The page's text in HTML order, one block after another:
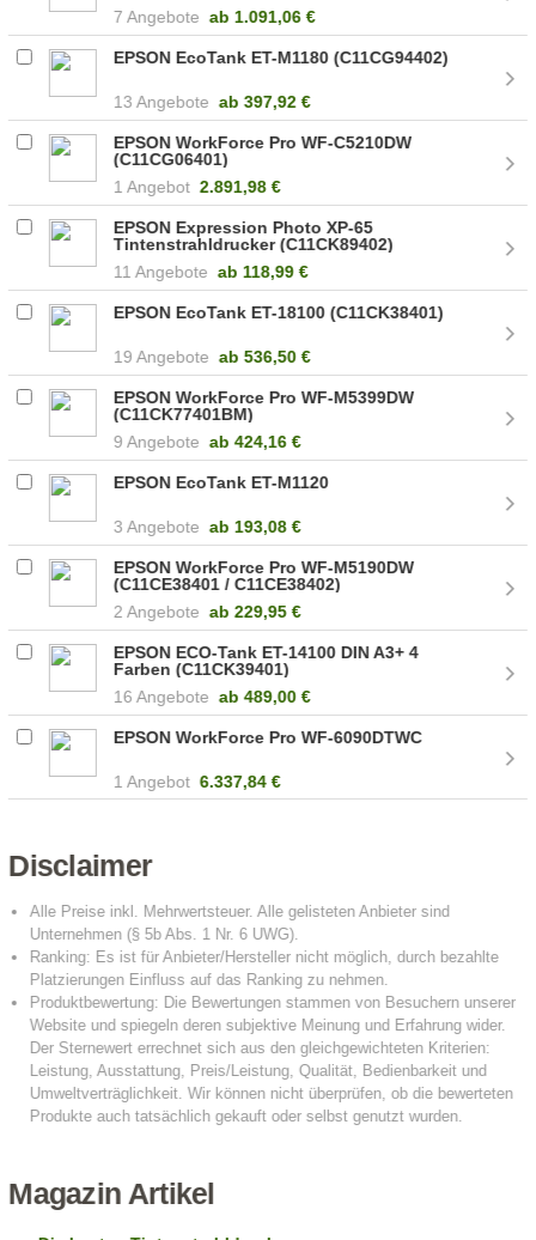
7 Angebote ab 1.091,06 €
EPSON EcoTank ET-M1180 (C11CG94402)
13 Angebote ab 397,92 €
EPSON WorkForce Pro WF-C5210DW
(C11CG06401)
1 Angebot 2.891,98 €
EPSON Expression Photo XP-65
Tintenstrahldrucker (C11CK89402)
11 Angebote ab 118,99 €
EPSON EcoTank ET-18100 (C11CK38401)
19 Angebote ab 536,50 €
EPSON WorkForce Pro WF-M5399DW
(C11CK77401BM)
9 Angebote ab424,16 €
EPSON EcoTank ET-M1120
3 Angebote ab 193,08 €
EPSON WorkForce Pro WF-M5190DW
(C11CE38401 / C11CE38402)
2 Angebote ab 229,95 €
EPSON ECO-Tank ET-14100 DIN A3+ 4
Farben (C11CK39401)
16 Angebote ab489,00 €
EPSON WorkForce Pro WF-6090DTWC
1 Angebot 6.337,84 €
Disclaimer
Magazin Artikel